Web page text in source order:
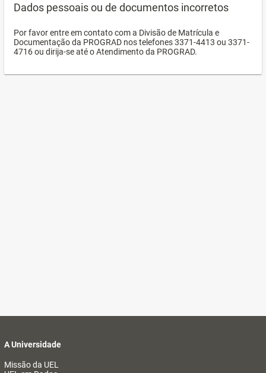
Dados pessoais ou de documentos incorretos
Por favor entre em contato com a Divisão de Matrícula e
Documentação da PROGRAD nos telefones 3371-4413 ou 3371-
4716 ou dirija-se até o Atendimento da PROGRAD.
A Universidade
Missão da UEL